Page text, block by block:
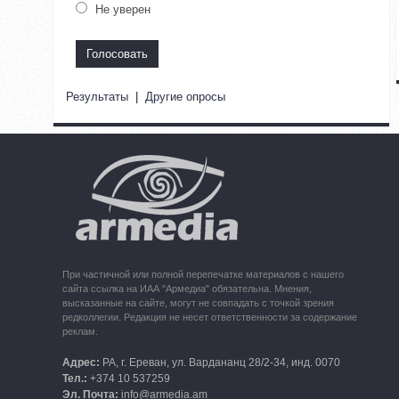
Не уверен
Результаты | Другие опросы
При частичной или полной перепечатке материалов с нашего
сайта ссылка на ИАА "Армедиа" обязательна. Мнения,
высказанные на сайте, могут не совпадать с точкой зрения
редколлегии. Редакция не несет ответственности за содержание
реклам.
Адрес: РА, г. Ереван, ул. Вардананц 28/2-34, инд. 0070
Тел.: +374 10 537259
Эл. Почта: info@armedia.am